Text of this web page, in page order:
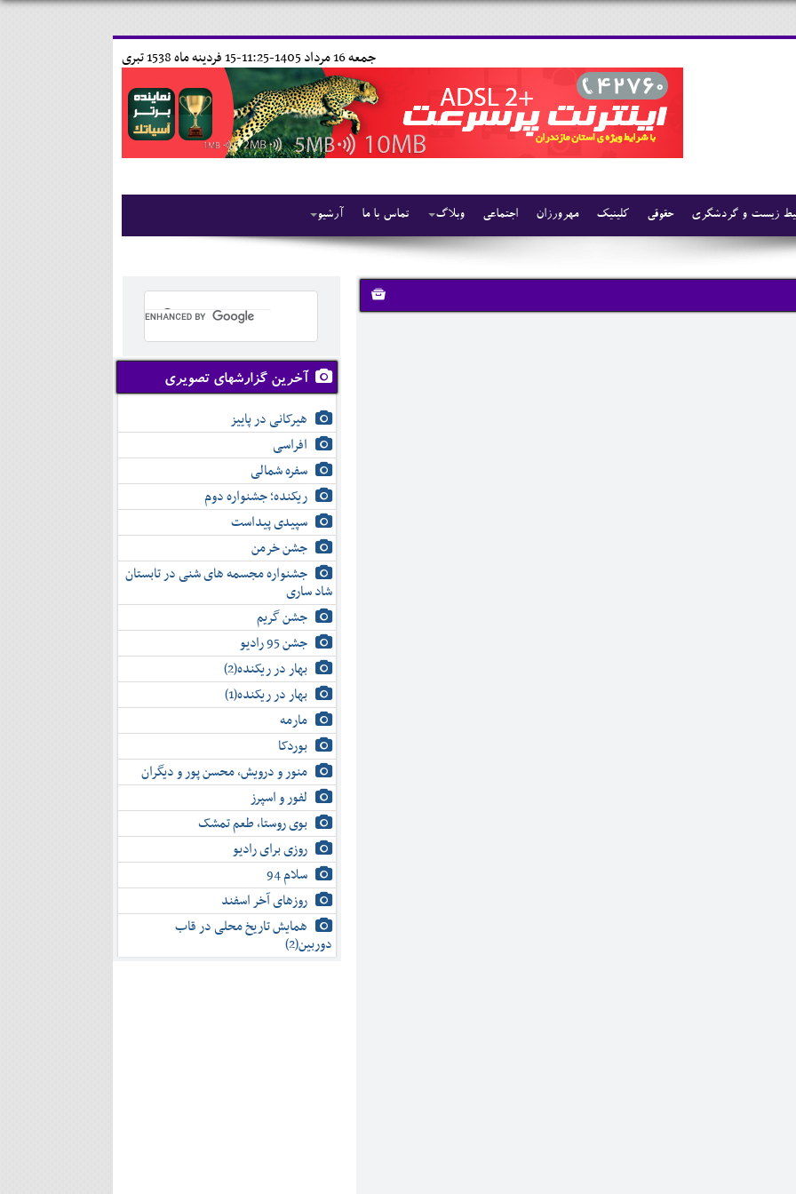
15 فردينه ماه 1538 تبری جمعه 16 مرداد 1405-11:25-
آرشیو تماس با ما وبلاگ اجتماعی مهرورزان کلینیک حقوقی زیست و گردشگری
آخرین گزارشهای تصویری
هیرکانی در پاییز
افراسی
سفره شمالی
ریکنده؛ جشنواره دوم
سپیدی پیداست
جشن خرمن
جشنواره مجسمه های شنی در تابستان
شاد ساری
جشن گریم
جشن 95 رادیو
بهار در ریکنده(2)
بهار در ریکنده(1)
مارمه
بوردکا
منور و درویش، محسن پور و دیگران
لفور و اسپرز
بوی روستا، طعم تمشک
روزی برای رادیو
سلام 94
روزهای آخر اسفند
همایش تاریخ محلی در قاب
دوربین(2)